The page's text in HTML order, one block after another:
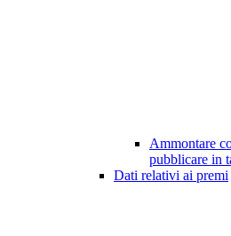
Ammontare
pubblicare in
Dati relativi ai premi